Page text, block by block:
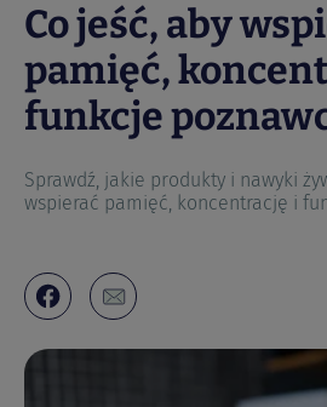
Co jeść, aby
pamięć,
funkcje
Sprawdź, jakie produkty i nawyki
wspierać pamięć, koncentrację i